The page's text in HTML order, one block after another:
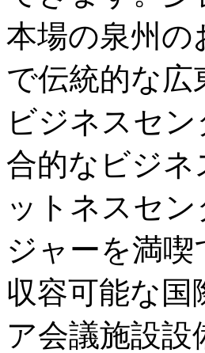
本場の泉州の
で伝統的な
ビジネスセ
合的なビジ
ットネスセ
ジャーを満
収容可能な
ア会議施設